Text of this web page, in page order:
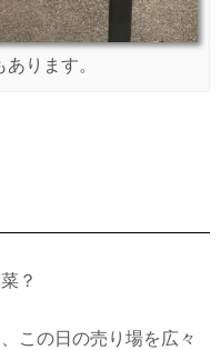
ります。
？
この日の売り場を広々